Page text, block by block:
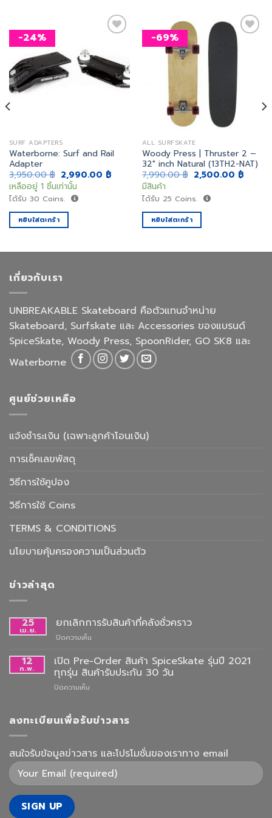
-24%
เพิ่ม
สิ่งที่
อยาก
ได้
SURF ADAPTERS
Waterborne: Surf and Rail
Adapter
3,950.00฿ Original
price
was:
3,950.00 ฿.
2,990.00 ฿Current
2,990.00 ฿.
เหลืออยู่ 1 ชิ้นเท่านั้น
ได้รับ 30 Coins.
หยิบใส่ตะกร้า
-69%
ALL SURFSKATE
Woody Press | Thruster 2 –
32″ inch Natural (13TH2-NAT)
7,990.00฿ Original
price
7,990.00 ฿.
2,500.00 ฿
มีสินค้า
ได้รับ 25 Coins.
หยิบใส่ตะกร้า
฿.
เกี่ยวกับเรา
UNBREAKABLE Skateboard คือตัวแทนจำหน่าย
Skateboard, Surfskate และ Accessories ของแบรนด์
SpiceSkate, Woody Press, SpoonRider, GO SK8 และ
Waterborne
ศูนย์ช่วยเหลือ
แจ้งชำระเงิน (เฉพาะลูกค้าโอนเงิน)
การเช็คเลขพัสดุ
วิธีการใช้คูปอง
วิธีการใช้ Coins
TERMS & CONDITIONS
นโยบายคุ้มครองความเป็นส่วนตัว
ข่าวล่าสุด
25
เม.ย.
ยกเลิกการรับสินค้าที่คลังชั่วคราว
ปิดความเห็น
การ
รับ
สินค้า
12
ก.พ.
เปิด Pre-Order สินค้า SpiceSkate รุ่นปี 2021
ทุกรุ่น สินค้ารับประกัน 30 วัน
ปิดความเห็น
Order
รุ่น
ปี
2021
ทุก
ลงทะเบียนเพื่อรับข่าวสาร
สนใจรับข้อมูลข่าวสาร และโปรโมชั่นของเราทาง email